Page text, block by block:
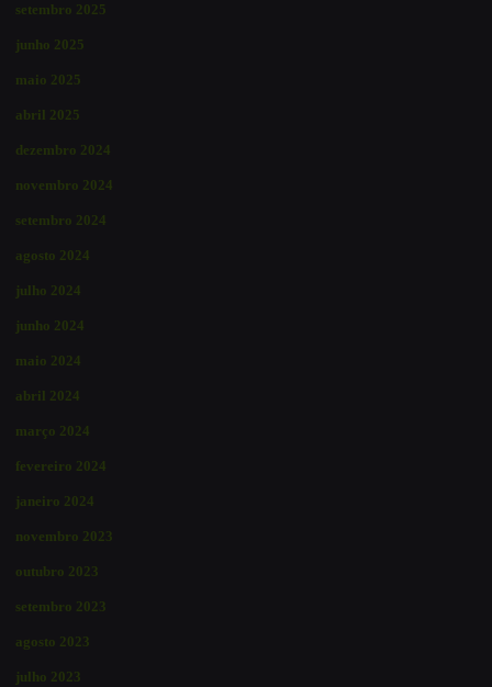
setembro 2025
junho 2025
maio 2025
abril 2025
dezembro 2024
novembro 2024
setembro 2024
agosto 2024
julho 2024
junho 2024
maio 2024
abril 2024
março 2024
fevereiro 2024
janeiro 2024
novembro 2023
outubro 2023
setembro 2023
agosto 2023
julho 2023